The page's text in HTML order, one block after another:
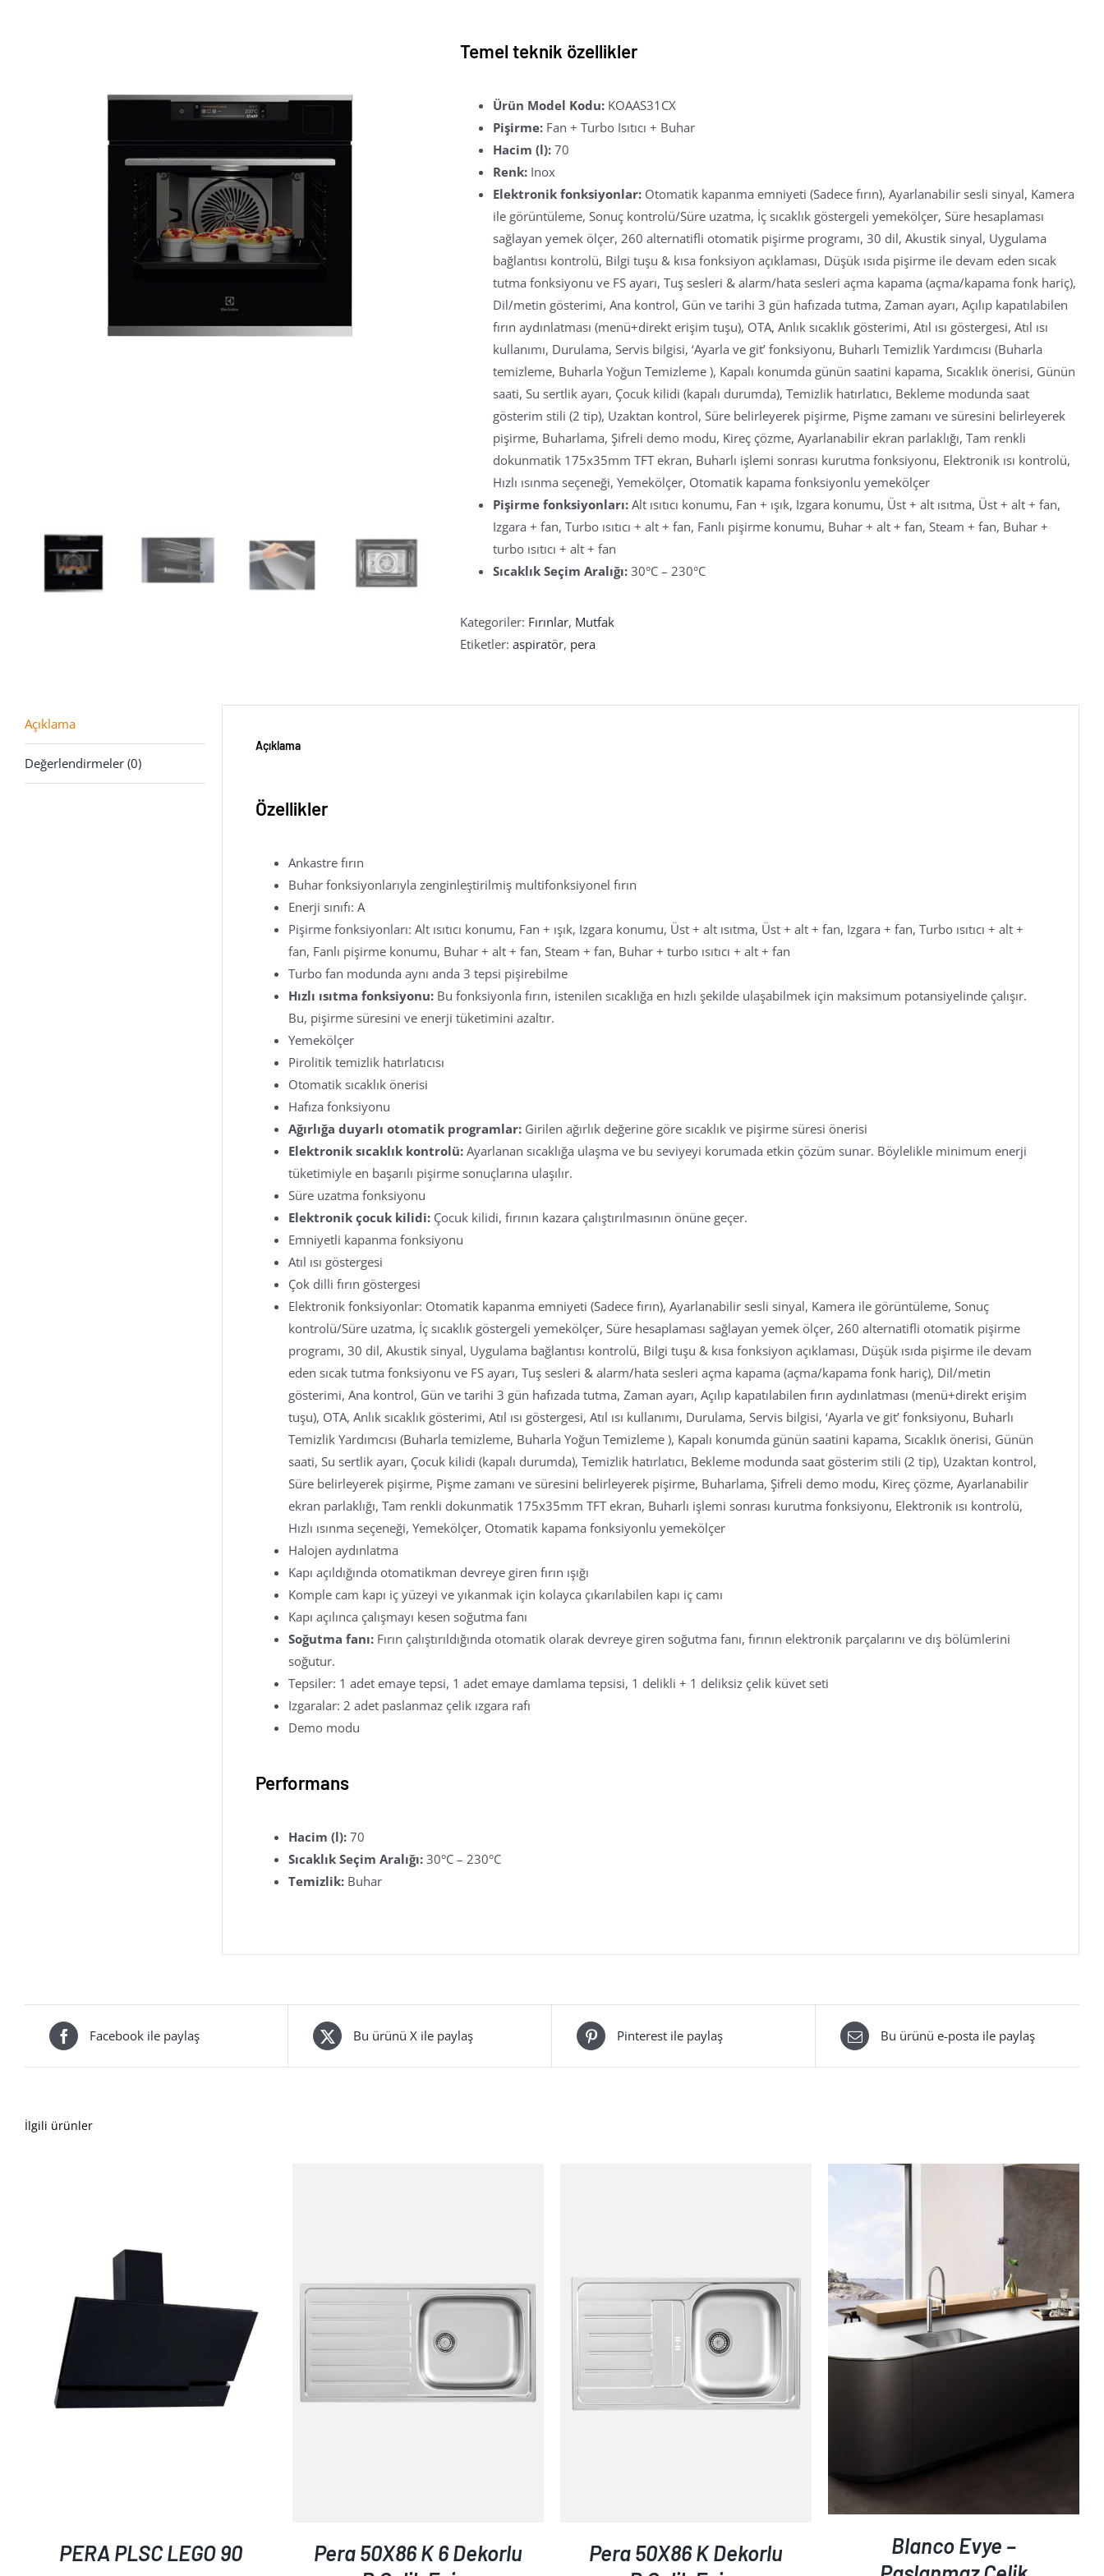
Temel teknik özellikler
Ürün Model Kodu: KOAAS31CX
Pişirme: Fan + Turbo Isıtıcı + Buhar
Hacim (l): 70
Renk: Inox
Elektronik fonksiyonlar: Otomatik kapanma emniyeti (Sadece fırın), Ayarlanabilir sesli sinyal, Kamera
ile görüntüleme, Sonuç kontrolü/Süre uzatma, İç sıcaklık göstergeli yemekölçer, Süre hesaplaması
sağlayan yemek ölçer, 260 alternatifli otomatik pişirme programı, 30 dil, Akustik sinyal, Uygulama
bağlantısı kontrolü, Bilgi tuşu & kısa fonksiyon açıklaması, Düşük ısıda pişirme ile devam eden sıcak
tutma fonksiyonu ve FS ayarı, Tuş sesleri & alarm/hata sesleri açma kapama (açma/kapama fonk hariç),
Dil/metin gösterimi, Ana kontrol, Gün ve tarihi 3 gün hafızada tutma, Zaman ayarı, Açılıp kapatılabilen
fırın aydınlatması (menü+direkt erişim tuşu), OTA, Anlık sıcaklık gösterimi, Atıl ısı göstergesi, Atıl ısı
kullanımı, Durulama, Servis bilgisi, ‘Ayarla ve git’ fonksiyonu, Buharlı Temizlik Yardımcısı (Buharla
temizleme, Buharla Yoğun Temizleme ), Kapalı konumda günün saatini kapama, Sıcaklık önerisi, Günün
saati, Su sertlik ayarı, Çocuk kilidi (kapalı durumda), Temizlik hatırlatıcı, Bekleme modunda saat
gösterim stili (2 tip), Uzaktan kontrol, Süre belirleyerek pişirme, Pişme zamanı ve süresini belirleyerek
pişirme, Buharlama, Şifreli demo modu, Kireç çözme, Ayarlanabilir ekran parlaklığı, Tam renkli
dokunmatik 175x35mm TFT ekran, Buharlı işlemi sonrası kurutma fonksiyonu, Elektronik ısı kontrolü,
Hızlı ısınma seçeneği, Yemekölçer, Otomatik kapama fonksiyonlu yemekölçer
Pişirme fonksiyonları: Alt ısıtıcı konumu, Fan + ışık, Izgara konumu, Üst + alt ısıtma, Üst + alt + fan,
Izgara + fan, Turbo ısıtıcı + alt + fan, Fanlı pişirme konumu, Buhar + alt + fan, Steam + fan, Buhar +
turbo ısıtıcı + alt + fan
Sıcaklık Seçim Aralığı: 30°C – 230°C
Kategoriler: Fırınlar, Mutfak
Etiketler: aspiratör, pera
Açıklama
Değerlendirmeler (0)
Açıklama
Özellikler
Ankastre fırın
Buhar fonksiyonlarıyla zenginleştirilmiş multifonksiyonel fırın
Enerji sınıfı: A
Pişirme fonksiyonları: Alt ısıtıcı konumu, Fan + ışık, Izgara konumu, Üst + alt ısıtma, Üst + alt + fan, Izgara + fan, Turbo ısıtıcı + alt +
fan, Fanlı pişirme konumu, Buhar + alt + fan, Steam + fan, Buhar + turbo ısıtıcı + alt + fan
Turbo fan modunda aynı anda 3 tepsi pişirebilme
Hızlı ısıtma fonksiyonu:Bu fonksiyonla fırın, istenilen sıcaklığa en hızlı şekilde ulaşabilmek için maksimum potansiyelinde çalışır.
Bu, pişirme süresini ve enerji tüketimini azaltır.
Yemekölçer
Pirolitik temizlik hatırlatıcısı
Otomatik sıcaklık önerisi
Hafıza fonksiyonu
Ağırlığa duyarlı otomatik programlar:Girilen ağırlık değerine göre sıcaklık ve pişirme süresi önerisi
Elektronik sıcaklık kontrolü:Ayarlanan sıcaklığa ulaşma ve bu seviyeyi korumada etkin çözüm sunar. Böylelikle minimum enerji
tüketimiyle en başarılı pişirme sonuçlarına ulaşılır.
Süre uzatma fonksiyonu
Elektronik çocuk kilidi:Çocuk kilidi, fırının kazara çalıştırılmasının önüne geçer.
Emniyetli kapanma fonksiyonu
Atıl ısı göstergesi
Çok dilli fırın göstergesi
Elektronik fonksiyonlar: Otomatik kapanma emniyeti (Sadece fırın), Ayarlanabilir sesli sinyal, Kamera ile görüntüleme, Sonuç
kontrolü/Süre uzatma, İç sıcaklık göstergeli yemekölçer, Süre hesaplaması sağlayan yemek ölçer, 260 alternatifli otomatik pişirme
programı, 30 dil, Akustik sinyal, Uygulama bağlantısı kontrolü, Bilgi tuşu & kısa fonksiyon açıklaması, Düşük ısıda pişirme ile devam
eden sıcak tutma fonksiyonu ve FS ayarı, Tuş sesleri & alarm/hata sesleri açma kapama (açma/kapama fonk hariç), Dil/metin
gösterimi, Ana kontrol, Gün ve tarihi 3 gün hafızada tutma, Zaman ayarı, Açılıp kapatılabilen fırın aydınlatması (menü+direkt erişim
tuşu), OTA, Anlık sıcaklık gösterimi, Atıl ısı göstergesi, Atıl ısı kullanımı, Durulama, Servis bilgisi, ‘Ayarla ve git’ fonksiyonu, Buharlı
Temizlik Yardımcısı (Buharla temizleme, Buharla Yoğun Temizleme ), Kapalı konumda günün saatini kapama, Sıcaklık önerisi, Günün
saati, Su sertlik ayarı, Çocuk kilidi (kapalı durumda), Temizlik hatırlatıcı, Bekleme modunda saat gösterim stili (2 tip), Uzaktan kontrol,
Süre belirleyerek pişirme, Pişme zamanı ve süresini belirleyerek pişirme, Buharlama, Şifreli demo modu, Kireç çözme, Ayarlanabilir
ekran parlaklığı, Tam renkli dokunmatik 175x35mm TFT ekran, Buharlı işlemi sonrası kurutma fonksiyonu, Elektronik ısı kontrolü,
Hızlı ısınma seçeneği, Yemekölçer, Otomatik kapama fonksiyonlu yemekölçer
Halojen aydınlatma
Kapı açıldığında otomatikman devreye giren fırın ışığı
Komple cam kapı iç yüzeyi ve yıkanmak için kolayca çıkarılabilen kapı iç camı
Kapı açılınca çalışmayı kesen soğutma fanı
Soğutma fanı:Fırın çalıştırıldığında otomatik olarak devreye giren soğutma fanı, fırının elektronik parçalarını ve dış bölümlerini
soğutur.
Tepsiler: 1 adet emaye tepsi, 1 adet emaye damlama tepsisi, 1 delikli + 1 deliksiz çelik küvet seti
Izgaralar: 2 adet paslanmaz çelik ızgara rafı
Demo modu
Performans
Hacim (l):70
Sıcaklık Seçim Aralığı:30°C – 230°C
Temizlik:Buhar
Facebook ile paylaş Bu ürünü X ile paylaş Pinterest ile paylaş Bu ürünü e-posta ile paylaş
İlgili ürünler
PERA PLSC LEGO 90
AYRINTILAR
Pera 50X86 K 6 Dekorlu
AYRINTILAR
Pera 50X86 K Dekorlu
AYRINTILAR
Blanco Evye –